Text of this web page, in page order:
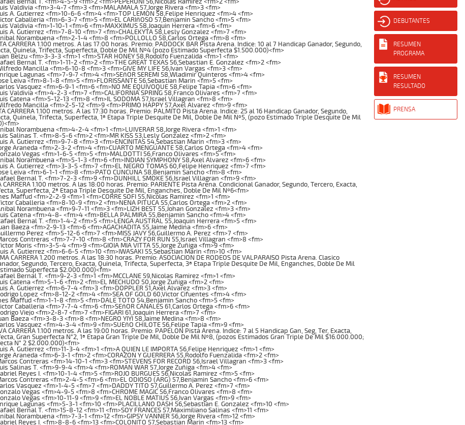
Valdivia <fm>3-4-7 <fm>3 <fm>MALAMALA 57,Jorge Rivera <fm>3 <fm>
A. Gutierrez <fm>10-6-6 <fm>4 <fm>TOP LEMON 58,Felipe Henriquez <fm>4 <fm>
Caballeria <fm>6-3-7 <fm>5 <fm>EL CARIñOSO 57,Benjamin Sancho <fm>5 <fm>
Valdivia <fm>1-10-1 <fm>6 <fm>MAXXIMUS 58,Joaquin Herrera <fm>6 <fm>
A. Gutierrez <fm>7-8-10 <fm>7 <fm>CHALEKYTA 58,Lesly Gonzalez <fm>7 <fm>
Norambuena <fm>2-1-4 <fm>8 <fm>POLLOLLO 58,Carlos Ortega <fm>8 <fm>
CARRERA 1.100 metros. A las 17:00 horas. Premio: PADDOCK BAR Pista Arena. Indice: 10 al 7 Handicap Ganador, Segundo,
Quinela, Trifecta, Superfecta, Doble De Mil Nº4 (pozo Estimado Superfecta $1.500.000)<fm>
Belzu <fm>3-3-3 <fm>1 <fm>STAR HONEY 58,Rodolfo Fuenzalida <fm>1 <fm>
Bernal T. <fm>1-11-2 <fm>2 <fm>THE GREAT TEXAS 56,Sebastian E. Gonzalez <fm>2 <fm>
Mancilla <fm>6-10-8 <fm>3 <fm>GIVE MY LIFE 56,Ivan Vargas <fm>3 <fm>
Lagunas <fm>7-9-7 <fm>4 <fm>SEñOR SEREMI 58,Wladimir Quinteros <fm>4 <fm>
Leiva <fm>8-1-8 <fm>5 <fm>FLORISSANTE 56,Sebastian Marin <fm>5 <fm>
Vasquez <fm>6-9-1 <fm>6 <fm>NO ME EQUIVOQUE 58,Felipe Tapia <fm>6 <fm>
Valdivia <fm>4-2-3 <fm>7 <fm>CALIFORNIA SPRING 58,Franco Olivares <fm>7 <fm>
Catena <fm>5-12-13 <fm>8 <fm>IL SODOMA 57,Israel Villagran <fm>8 <fm>
Mancilla <fm>2-5-12 <fm>9 <fm>PRIMO HAPPY 57,Axel Alvarez <fm>9 <fm>
CARRERA 1.100 metros. A las 17:30 horas. Premio: PALMITO Pista Arena. Indice: 25 al 16 Handicap Ganador, Segundo,
Quinela, Trifecta, Superfecta, 1ª Etapa Triple Desquite De Mil, Doble De Mil Nº5, (pozo Estimado Triple Desquite De Mil
Norambuena <fm>4-2-4 <fm>1 <fm>LUIVERAR 58,Jorge Rivera <fm>1 <fm>
Salinas T. <fm>8-5-6 <fm>2 <fm>MR KISS 53,Lesly Gonzalez <fm>2 <fm>
A. Gutierrez <fm>9-7-8 <fm>3 <fm>ENCINITAS 54,Sebastian Marin <fm>3 <fm>
Araneda <fm>2-3-2 <fm>4 <fm>CUARTO MENGUANTE 58,Carlos Ortega <fm>4 <fm>
Vegas <fm>1-6-5 <fm>5 <fm>MALDOTTI 56,Franco Olivares <fm>5 <fm>
Norambuena <fm>5-1-3 <fm>6 <fm>INDIAN SYMPHONY 58,Axel Alvarez <fm>6 <fm>
A. Gutierrez <fm>3-3-5 <fm>7 <fm>EL NEGRO TOMAS 60,Felipe Henriquez <fm>7 <fm>
Leiva <fm>6-1-1 <fm>8 <fm>PATO CUNCUNA 58,Benjamin Sancho <fm>8 <fm>
Bernal T. <fm>7-2-3 <fm>9 <fm>DUNHILL SMOKE 56,Israel Villagran <fm>9 <fm>
CARRERA 1.100 metros. A las 18:00 horas. Premio: PARIENTE Pista Arena. Condicional Ganador, Segundo, Tercero, Exacta,
Superfecta, 2ª Etapa Triple Desquite De Mil, Enganches, Doble De Mil Nº6<fm>
Maffud <fm>2-2-9 <fm>1 <fm>CORRE SOFI 55,Nicolas Ramirez <fm>1 <fm>
Caballeria <fm>8-10-9 <fm>2 <fm>NENA PITUCA 55,Carlos Ortega <fm>2 <fm>
Norambuena <fm>9-7-11 <fm>3 <fm>LIZH BEST 55,Johan Gonzalez <fm>3 <fm>
Catena <fm>4-8- <fm>4 <fm>BELLA PALMIRA 55,Benjamin Sancho <fm>4 <fm>
Bernal T. <fm>1-4-2 <fm>5 <fm>LENGA AUSTRAL 55,Joaquin Herrera <fm>5 <fm>
Baeza <fm>2-9-13 <fm>6 <fm>AGACHADITA 55,Jaime Medina <fm>6 <fm>
Perez <fm>5-12-6 <fm>7 <fm>MISS JAVY 56,Guillermo A. Perez <fm>7 <fm>
Contreras <fm>7-7-10 <fm>8 <fm>CRAZY FOR RUN 55,Israel Villagran <fm>8 <fm>
Moris <fm>3-5-4 <fm>9 <fm>GIOIA MIA VITTA 55,Jorge Zuñiga <fm>9 <fm>
A. Gutierrez <fm>6-6-5 <fm>10 <fm>IWASAKI 55,Sebastian Marin <fm>10 <fm>
CARRERA 1.200 metros. A las 18:30 horas. Premio: ASOCIACION DE RODEOS DE VALPARAISO Pista Arena. Clasico
Segundo, Tercero, Exacta, Quinela, Trifecta, Superfecta, 3ª Etapa Triple Desquite De Mil, Enganches, Doble De Mil
Superfecta $2.000.000)<fm>
Bernal T. <fm>9-2-3 <fm>1 <fm>MCCLANE 59,Nicolas Ramirez <fm>1 <fm>
Catena <fm>5-1-6 <fm>2 <fm>EL MECHUDO 50,Jorge Zuñiga <fm>2 <fm>
A. Gutierrez <fm>6-7-4 <fm>3 <fm>DOPPLER 51,Axel Alvarez <fm>3 <fm>
Lopez <fm>8-12-2 <fm>4 <fm>SEA OF GOLD 60,Victor Cifuentes <fm>4 <fm>
Maffud <fm>1-1-8 <fm>5 <fm>DALE TOTO 54,Benjamin Sancho <fm>5 <fm>
Caballeria <fm>7-7-4 <fm>6 <fm>SEñOR CANALES 61,Carlos Ortega <fm>6 <fm>
Viejo <fm>2-8-7 <fm>7 <fm>FIGARI 61,Joaquin Herrera <fm>7 <fm>
Baeza <fm>3-8-3 <fm>8 <fm>NEGRO YIYI 58,Jaime Medina <fm>8 <fm>
Vasquez <fm>4-3-4 <fm>9 <fm>SUEñO CHILOTE 56,Felipe Tapia <fm>9 <fm>
CARRERA 1.100 metros. A las 19:00 horas. Premio: PAPELON Pista Arena. Indice: 7 al 5 Handicap Gan, Seg, Ter, Exacta,
Gran Superfecta N°2, 1ª Etapa Gran Triple De Mil, Doble De Mil Nº8, (pozos Estimados Gran Triple De Mil $16.000.000;
N° 2 $2.000.000)<fm>
A. Gutierrez <fm>11-3-4 <fm>1 <fm>A QUIEN LE IMPORTA 56,Felipe Henriquez <fm>1 <fm>
Araneda <fm>6-3-1 <fm>2 <fm>CORAZON Y GUERRERA 55,Rodolfo Fuenzalida <fm>2 <fm>
Contreras <fm>14-10-1 <fm>3 <fm>STEVENS FOR RECORD 56,Israel Villagran <fm>3 <fm>
Salinas T. <fm>9-9-4 <fm>4 <fm>ROMAN WAR 57,Jorge Zuñiga <fm>4 <fm>
Reyes I. <fm>10-1-4 <fm>5 <fm>ROJO BURGUES 56,Nicolas Ramirez <fm>5 <fm>
Contreras <fm>2-4-5 <fm>6 <fm>EL ODIOSO (ARG) 57,Benjamin Sancho <fm>6 <fm>
Vasquez <fm>1-4-5 <fm>7 <fm>DADDY TITO 57,Guillermo A. Perez <fm>7 <fm>
Vegas <fm>4-9-5 <fm>8 <fm>CHROME MAGIC 56,Franco Olivares <fm>8 <fm>
Vegas <fm>10-11-9 <fm>9 <fm>EL NOBLE MATIUS 56,Ivan Vargas <fm>9 <fm>
Lagunas <fm>5-3-1 <fm>10 <fm>PLACILLANO DASH 56,Sebastian E. Gonzalez <fm>10 <fm>
Bernal T. <fm>15-8-12 <fm>11 <fm>SOY FRANCES 57,Maximiliano Salinas <fm>11 <fm>
Norambuena <fm>7-3-1 <fm>12 <fm>GIPSY VANNER 56,Jorge Rivera <fm>12 <fm>
Reyes I. <fm>8-8-6 <fm>13 <fm>COLONITO 57,Sebastian Marin <fm>13 <fm>
DEBUTANTES
RESUMEN
PROGRAMA
RESUMEN
RESULTADO
PRENSA